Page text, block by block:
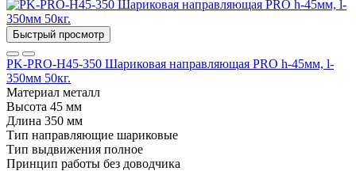
Быстрый просмотр
PK-PRO-H45-350 Шариковая направляющая PRО h-45мм, l-
350мм 50кг.
Материал металл
Высота 45 мм
Длина 350 мм
Тип направляющие шариковые
Тип выдвижения полное
Принцип работы без доводчика